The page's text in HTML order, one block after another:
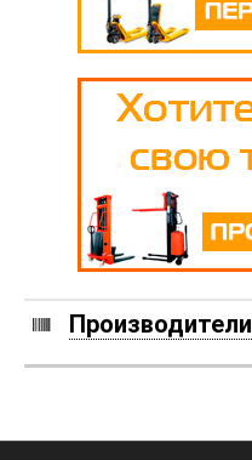
Производители